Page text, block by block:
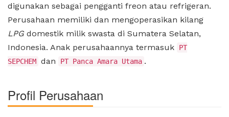
digunakan sebagai pengganti freon atau refrigeran.
Perusahaan memiliki dan mengoperasikan kilang
LPGdomestik milik swasta di Sumatera Selatan,
Indonesia. Anak perusahaannya termasuk
PT
SEPCHEM dan PT Panca Amara Utama .
Profil Perusahaan